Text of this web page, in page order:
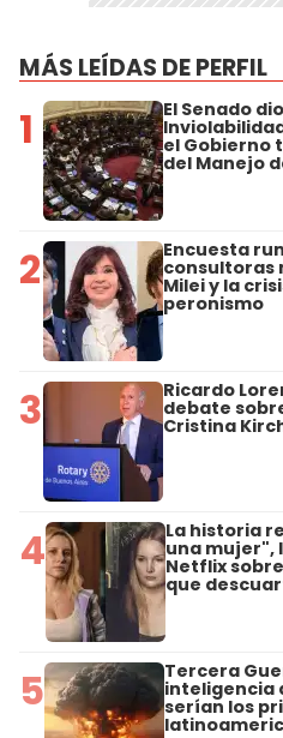
MÁS LEÍDAS DE PERFIL
1 El Senado
el Gobierno
del Manejo
2 Encuesta
consultoras
Milei y la
peronismo
3 Ricardo
debate
Cristina
4 La historia
una mujer",
Netflix
que
5 Tercera
inteligencia
serían los